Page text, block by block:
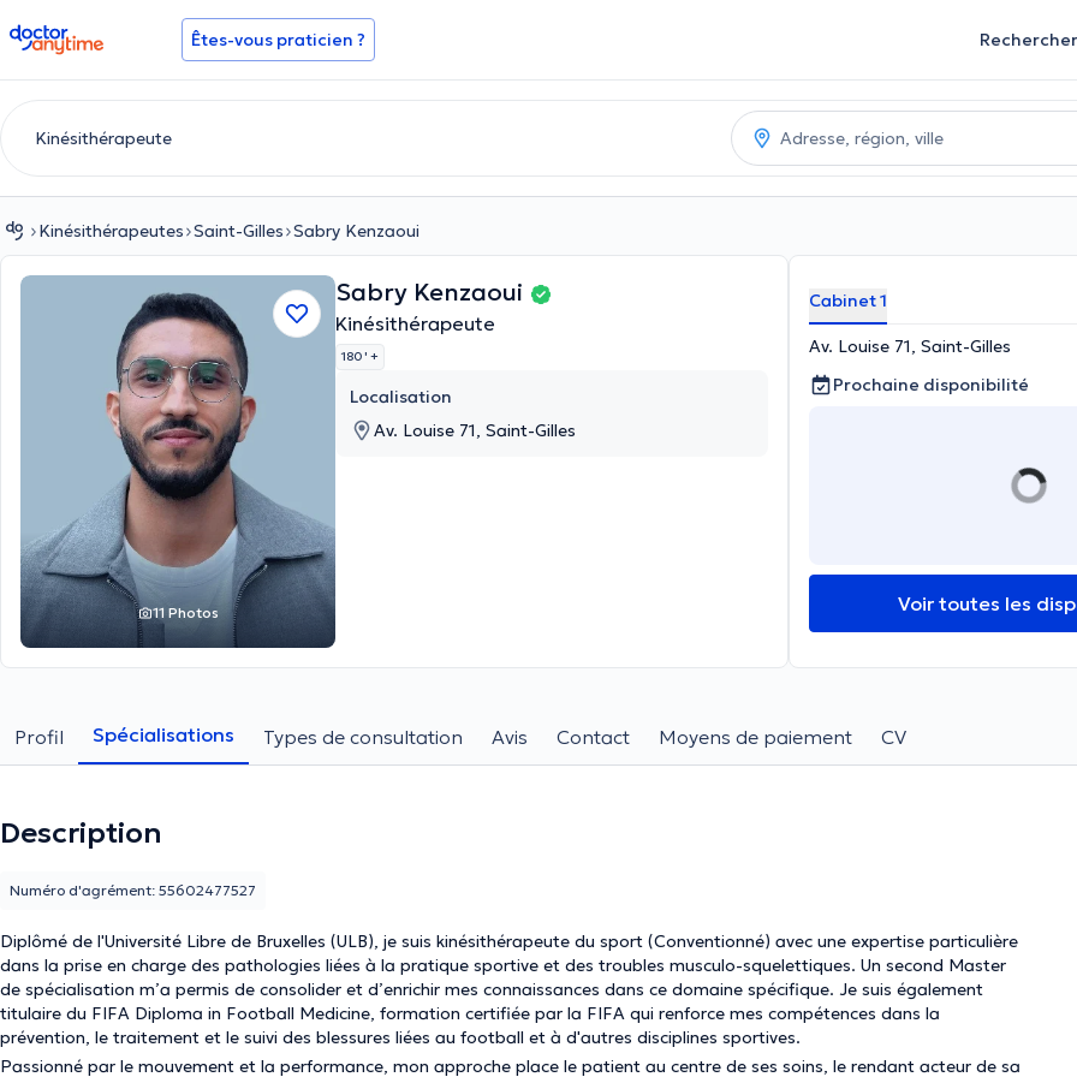
doctoranytime Êtes-vous praticien ? Rechercher
Kinésithérapeutes Saint-Gilles Sabry Kenzaoui
11 Photos
Sabry Kenzaoui
Kinésithérapeute
180 ' +
Localisation
Av. Louise 71, Saint-Gilles
Cabinet 1
Av. Louise 71, Saint-Gilles
Prochaine disponibilité
Voir toutes les
Profil Spécialisations Types de consultation Avis Contact Moyens de paiement CV
Description
Diplômé de l'Université Libre de Bruxelles (ULB), je suis kinésithérapeute du sport (Conventionné) avec une expertise particulière
dans la prise en charge des pathologies liées à la pratique sportive et des troubles musculo-squelettiques. Un second Master
de spécialisation m’a permis de consolider et d’enrichir mes connaissances dans ce domaine spécifique. Je suis également
titulaire du FIFA Diploma in Football Medicine, formation certifiée par la FIFA qui renforce mes compétences dans la
prévention, le traitement et le suivi des blessures liées au football et à d'autres disciplines sportives.
Passionné par le mouvement et la performance, mon approche place le patient au centre de ses soins, le rendant acteur de sa
Numéro d'agrément: 55602477527